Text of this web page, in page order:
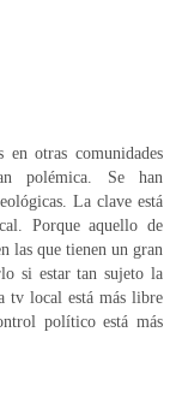
en otras comunidades
polémica. Se han
La clave está
Porque aquello de
las que tienen un gran
si estar tan sujeto la
tv local está más libre
político está más